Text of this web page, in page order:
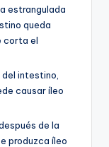
estrangulada
queda
corta el
intestino,
causar íleo
de la
produzca íleo